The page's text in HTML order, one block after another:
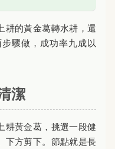
耕的黃金葛轉水耕，還
驟做，成功率九成以
潔
耕黃金葛，挑選一段健
下方剪下。節點就是長